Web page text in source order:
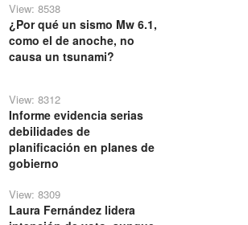
View: 8538
¿Por qué un sismo Mw 6.1,
como el de anoche, no
causa un tsunami?
View: 8312
Informe evidencia serias
debilidades de
planificación en planes de
gobierno
View: 8309
Laura Fernández lidera